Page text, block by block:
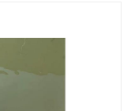
流闸门
预制泵站